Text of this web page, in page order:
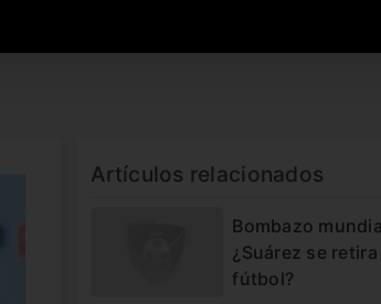
Artículos relacionados
Bombazo
¿Suárez se
fútbol?